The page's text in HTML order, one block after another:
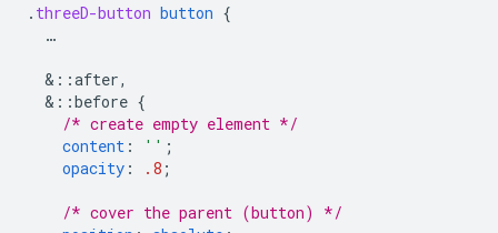
. threeD-button button {
…
& ::after,
& ::before {
/* create empty element */
content : '' ;
opacity : .8 ;
/* cover the parent (button) */